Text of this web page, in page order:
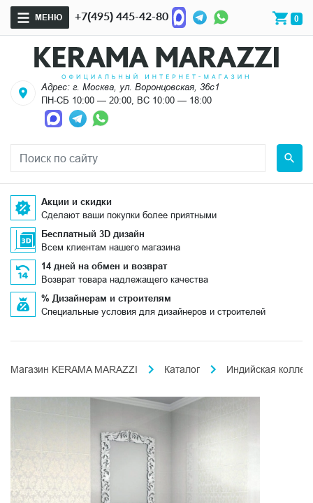
МЕНЮ +7(495) 445-42-80 0
Адрес: г. Москва, ул. Воронцовская, 36с1
ПН-СБ 10:00 — 20:00, ВС 10:00 — 18:00
Акции и скидки
Сделают ваши покупки более приятными
Бесплатный 3D дизайн
Всем клиентам нашего магазина
14 дней на обмен и возврат
Возврат товара надлежащего качества
% Дизайнерам и строителям
Специальные условия для дизайнеров и строителей
Магазин KERAMA MARAZZI Каталог Индийская